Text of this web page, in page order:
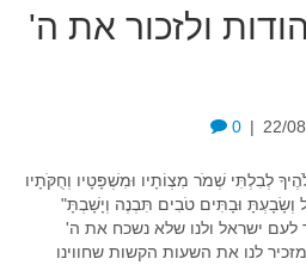
ולזכור את ה'
22/
|
0
לְבִלְתִּי שְׁמֹר מִצְוֹתָיו וּמִשְׁפָּטָיו וְחֻקֹּתָיו
וְשָׂבָעְתָּ וּבָתִּים טֹבִים תִּבְנֶה וְיָשָׁבְתָּ"
לעם ישראל ולנו שלא נשכח את ה'
לנו את השעות הקשות שחווינו